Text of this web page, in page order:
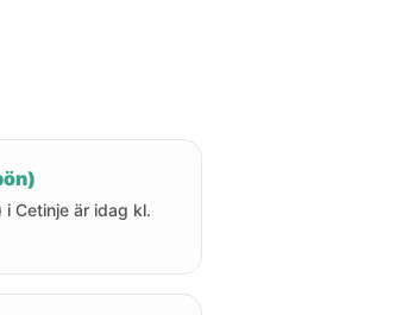
Cetinje är idag kl.